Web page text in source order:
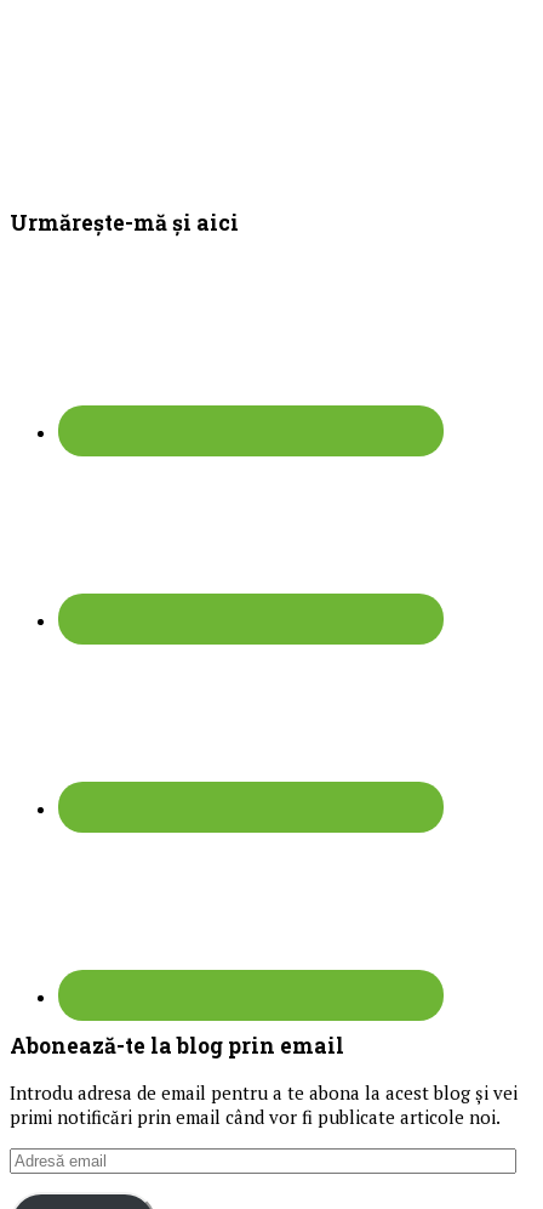
Bara
Urmărește-mă și aici
Abonează-te la blog prin email
Introdu adresa de email pentru a te abona la acest blog și vei
primi notificări prin email când vor fi publicate articole noi.
Adresă